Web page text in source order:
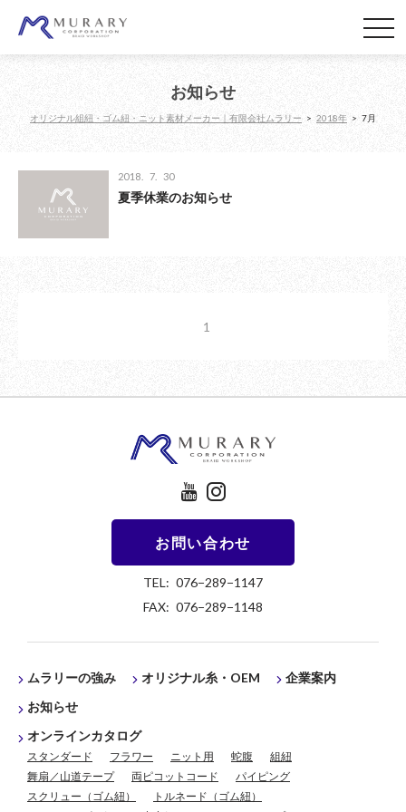
お知らせ
オリジナル組紐・ゴム紐・ニット素材メーカー｜有限会社ムラリー > 2018年 > 7月
2018. 7. 30
夏季休業のお知らせ
1
お問い合わせ
TEL: 076−289−1147
FAX: 076−289−1148
ムラリーの強み オリジナル糸・OEM 企業案内
お知らせ
オンラインカタログ
スタンダード フラワー ニット用 蛇腹
組紐
舞扇／山道テープ
両ピコットコード
パイピング
スクリュー（ゴム紐）
トルネード（ゴム紐）